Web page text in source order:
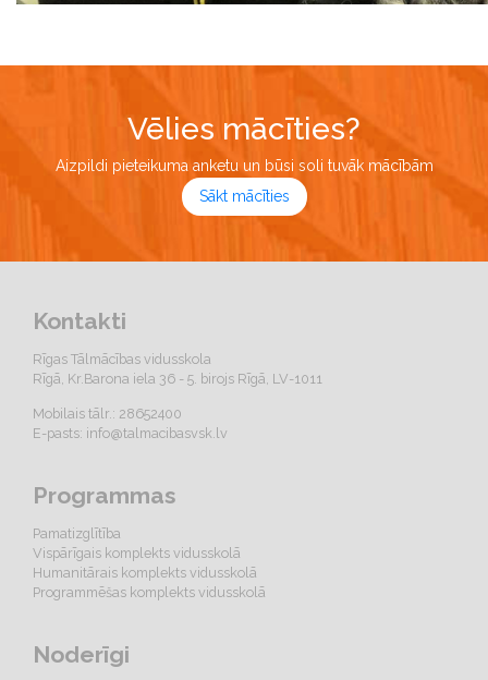
Vēlies mācīties?
Aizpildi pieteikuma anketu un būsi soli tuvāk mācībām
Sākt mācīties
Kontakti
Rīgas Tālmācības vidusskola
Rīgā, Kr.Barona iela 36 - 5. birojs Rīgā, LV-1011
Mobilais tālr.: 28652400
E-pasts: info@talmacibasvsk.lv
Programmas
Pamatizglītība
Vispārīgais komplekts vidusskolā
Humanitārais komplekts vidusskolā
Programmēšas komplekts vidusskolā
Noderīgi